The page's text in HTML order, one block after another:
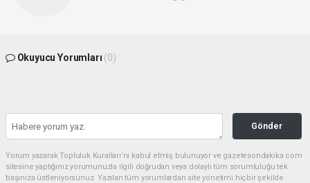
Okuyucu Yorumları (0)
Gönder
Yorum yazarak Topluluk Kuralları’nı kabul etmiş bulunuyor ve gazetesondakika.com
sitesine yaptığınız yorumunuzla ilgili doğrudan veya dolaylı tüm sorumluluğu tek
başınıza üstleniyorsunuz. Yazılan tüm yorumlardan site yönetimi hiçbir şekilde